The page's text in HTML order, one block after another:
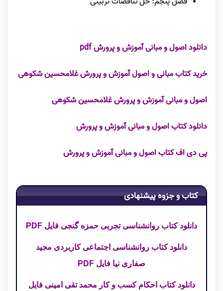
دانلود اصول و مبانی آموزش و پرورش pdf
خرید کتاب مبانی و اصول آموزش و پرورش غلامحسین شکوهی
اصول و مبانی آموزش و پرورش غلامحسین شکوهی
دانلود کتاب اصول و مبانی آموزش و پرورش
پی دی اف کتاب اصول و مبانی آموزش و پرورش
کتاب و جزوه پیشنهادی
دانلود کتاب روانشناسی تجربی حمزه گنجی فایل PDF
دانلود کتاب روانشناسی اجتماعی کاربردی مجید
صفاری نیا فایل PDF
دانلود کتاب احکام کسب و کار محمد تقی امینی فایل